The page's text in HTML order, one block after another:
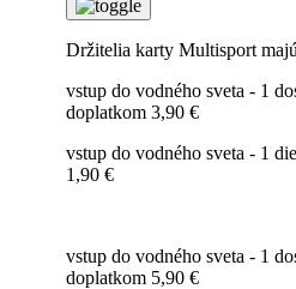
Držitelia karty Multisport
vstup do vodného sveta - 1
doplatkom 3,90 €
vstup do vodného sveta - 1
1,90 €
vstup do vodného sveta - 1
doplatkom 5,90 €